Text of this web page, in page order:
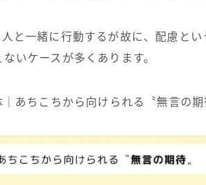
と一緒に行動するが故に、配慮と
ないケースが多くあります。
あちこちから向けられる〝無言の期